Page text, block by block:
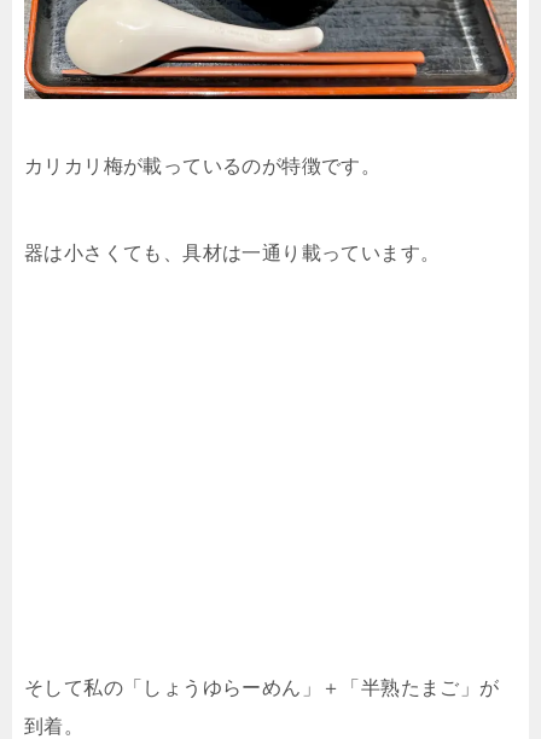
カリカリ梅が載っているのが特徴です。
器は小さくても、具材は一通り載っています。
そして私の「しょうゆらーめん」＋「半熟たまご」が
到着。